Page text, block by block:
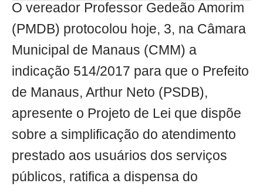
O vereador Professor Gedeão Amorim
(PMDB) protocolou hoje, 3, na Câmara
Municipal de Manaus (CMM) a
indicação 514/2017 para que o Prefeito
de Manaus, Arthur Neto (PSDB),
apresente o Projeto de Lei que dispõe
sobre a simplificação do atendimento
prestado aos usuários dos serviços
públicos, ratifica a dispensa do